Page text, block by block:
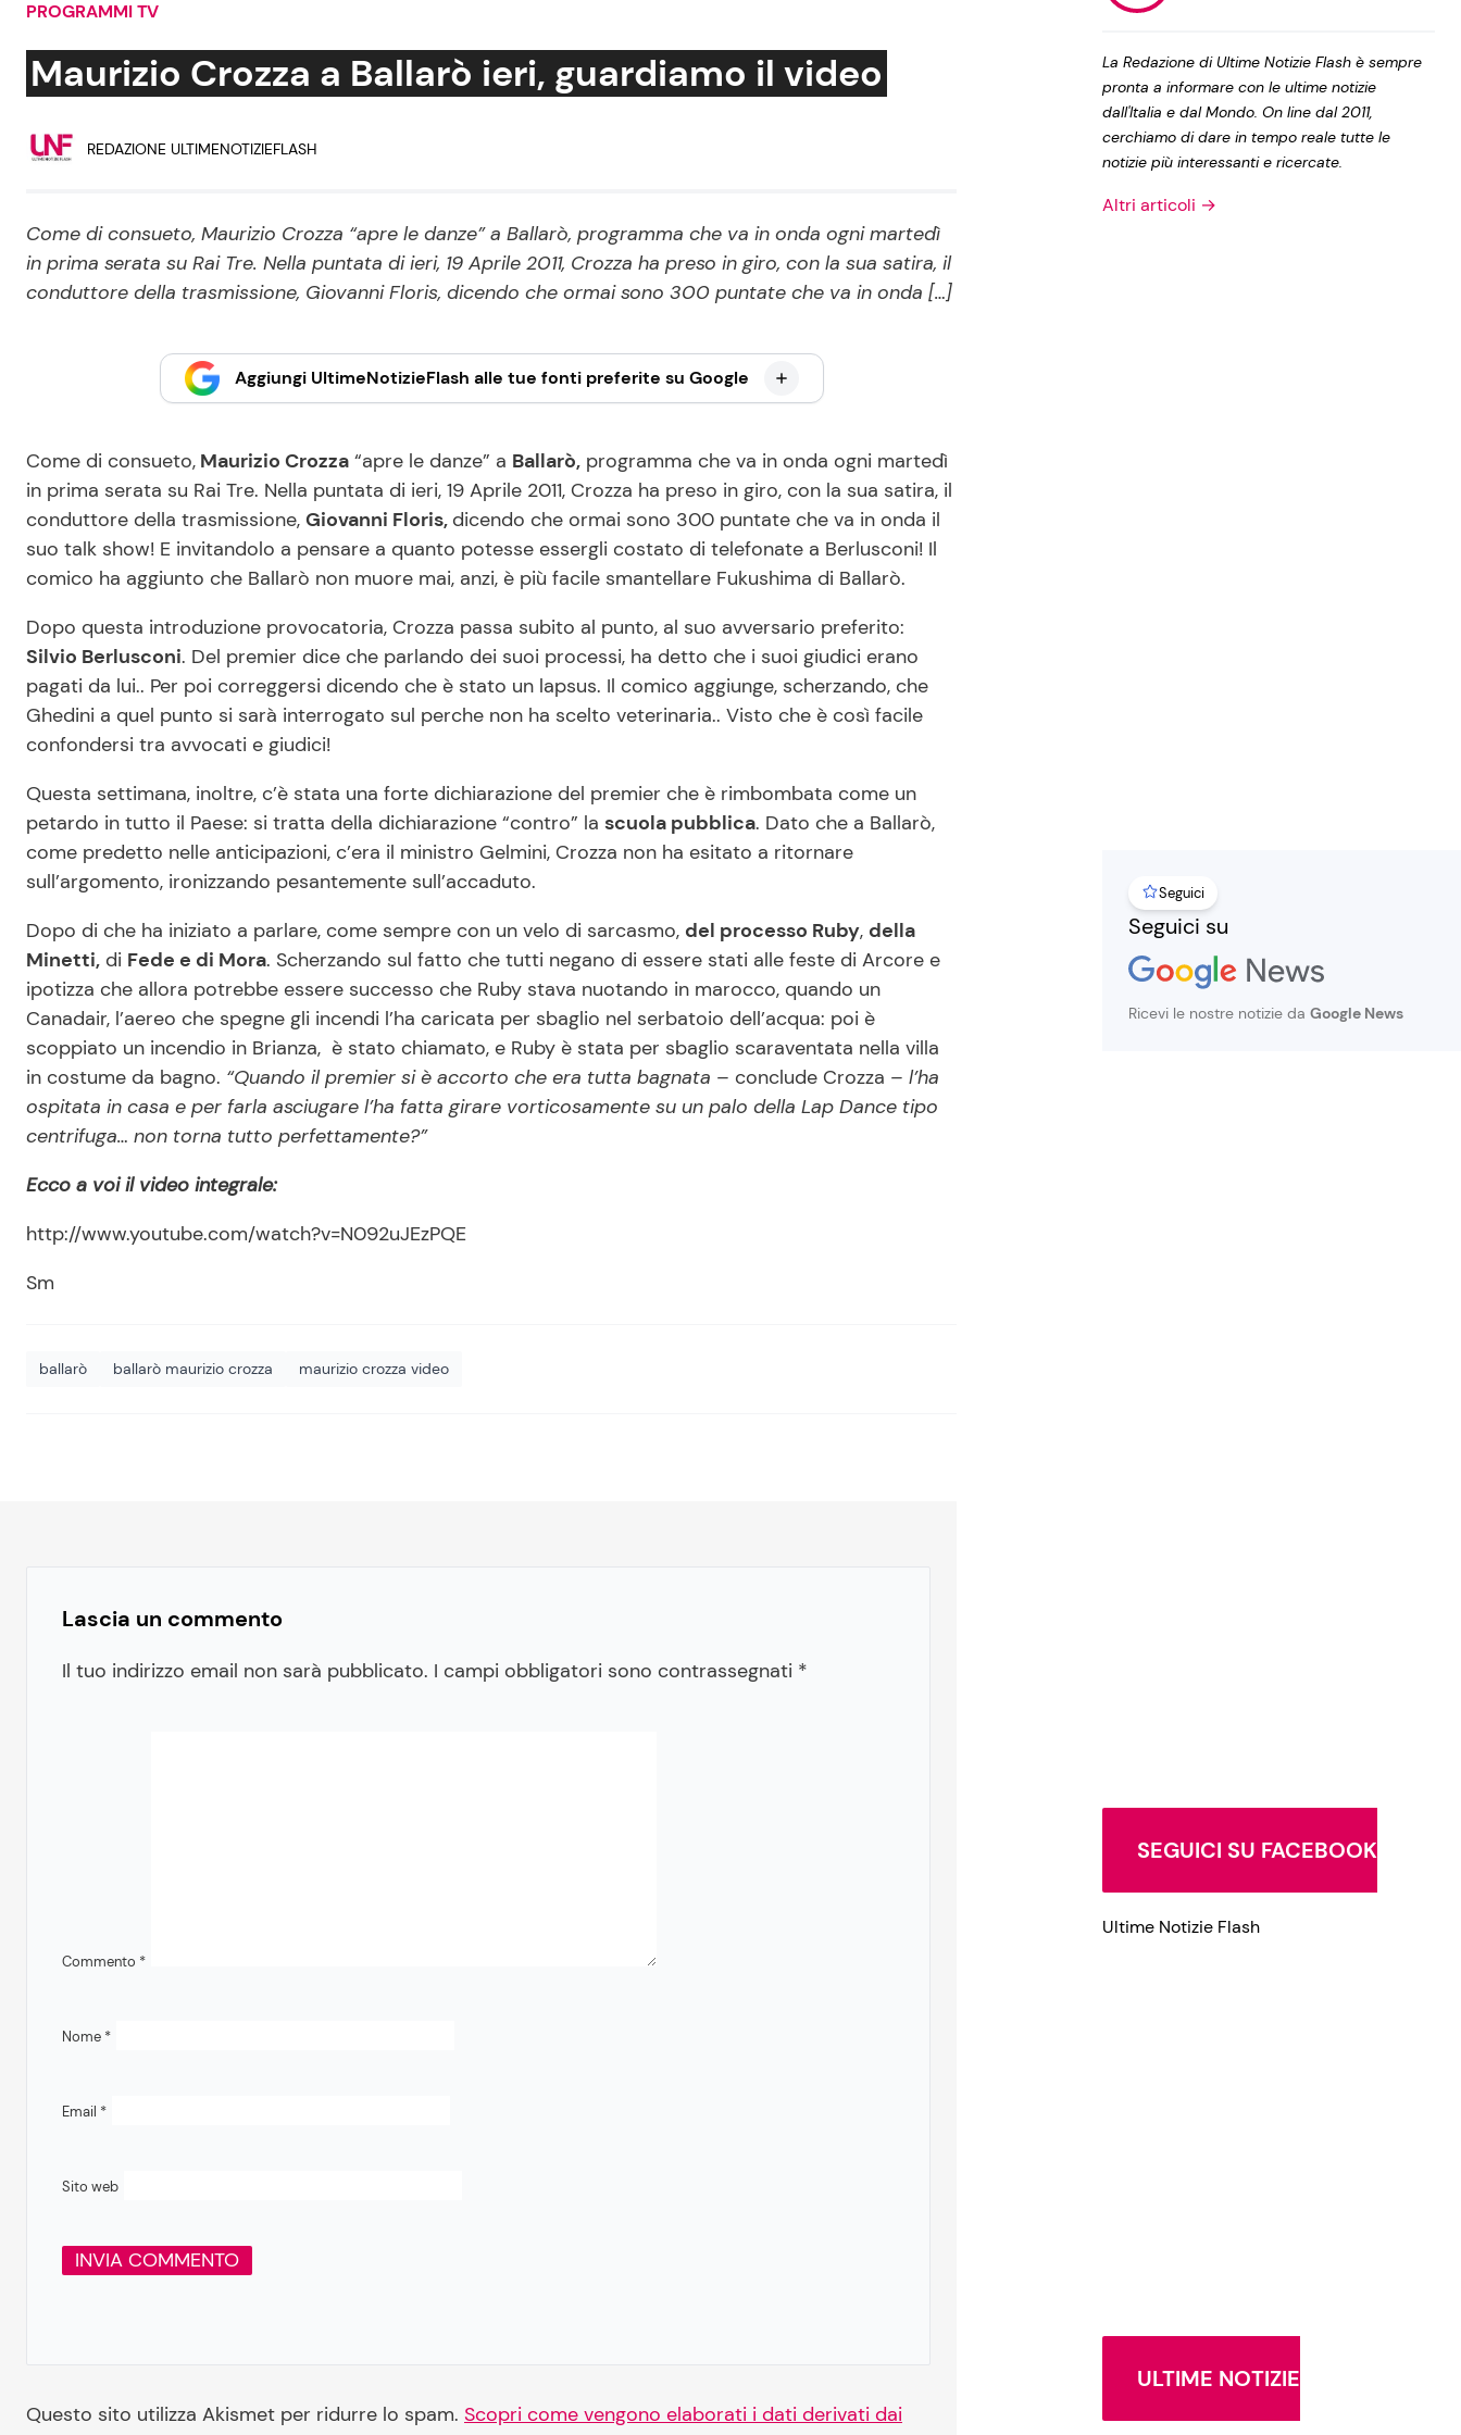
Social News
Moda e Style
Mondo Mamma
Viaggi e Turismo
Dolci
Le Ricette in TV
Ricette Feste
Privacy Policy
PROGRAMMI TV
Maurizio Crozza a Ballarò ieri, guardiamo il video
REDAZIONE ULTIMENOTIZIEFLASH
Come di consueto, Maurizio Crozza “apre le danze” a Ballarò, programma che va in onda ogni martedì
in prima serata su Rai Tre. Nella puntata di ieri, 19 Aprile 2011, Crozza ha preso in giro, con la sua satira, il
conduttore della trasmissione, Giovanni Floris, dicendo che ormai sono 300 puntate che va in onda […]
Aggiungi UltimeNotizieFlash alle tue fonti preferite su Google
Come di consueto, Maurizio Crozza “apre le danze” a Ballarò, programma che va in onda ogni martedì
in prima serata su Rai Tre. Nella puntata di ieri, 19 Aprile 2011, Crozza ha preso in giro, con la sua satira, il
conduttore della trasmissione, Giovanni Floris, dicendo che ormai sono 300 puntate che va in onda il
suo talk show! E invitandolo a pensare a quanto potesse essergli costato di telefonate a Berlusconi! Il
comico ha aggiunto che Ballarò non muore mai, anzi, è più facile smantellare Fukushima di Ballarò.
Dopo questa introduzione provocatoria, Crozza passa subito al punto, al suo avversario preferito:
Silvio Berlusconi. Del premier dice che parlando dei suoi processi, ha detto che i suoi giudici erano
pagati da lui.. Per poi correggersi dicendo che è stato un lapsus. Il comico aggiunge, scherzando, che
Ghedini a quel punto si sarà interrogato sul perche non ha scelto veterinaria.. Visto che è così facile
confondersi tra avvocati e giudici!
Questa settimana, inoltre, c’è stata una forte dichiarazione del premier che è rimbombata come un
petardo in tutto il Paese: si tratta della dichiarazione “contro” la scuola pubblica. Dato che a Ballarò,
come predetto nelle anticipazioni, c’era il ministro Gelmini, Crozza non ha esitato a ritornare
sull’argomento, ironizzando pesantemente sull’accaduto.
Dopo di che ha iniziato a parlare, come sempre con un velo di sarcasmo, del processo Ruby, della
Minetti, di Fede e di Mora. Scherzando sul fatto che tutti negano di essere stati alle feste di Arcore e
ipotizza che allora potrebbe essere successo che Ruby stava nuotando in marocco, quando un
Canadair, l’aereo che spegne gli incendi l’ha caricata per sbaglio nel serbatoio dell’acqua: poi è
scoppiato un incendio in Brianza, è stato chiamato, e Ruby è stata per sbaglio scaraventata nella villa
in costume da bagno. “Quando il premier si è accorto che era tutta bagnata – conclude Crozza – l’ha
ospitata in casa e per farla asciugare l’ha fatta girare vorticosamente su un palo della Lap Dance tipo
centrifuga… non torna tutto perfettamente?”
Ecco a voi il video integrale:
http://www.youtube.com/watch?v=N092uJEzPQE
Sm
ballarò ballarò maurizio crozza maurizio crozza video
Lascia un commento
Il tuo indirizzo email non sarà pubblicato. I campi obbligatori sono contrassegnati *
Commento *
Nome *
Email *
Sito web
Questo sito utilizza Akismet per ridurre lo spam. Scopri come vengono elaborati i dati derivati dai
La Redazione di Ultime Notizie Flash è sempre
pronta a informare con le ultime notizie
dall'Italia e dal Mondo. On line dal 2011,
cerchiamo di dare in tempo reale tutte le
notizie più interessanti e ricercate.
Altri articoli →
Seguici
Seguici su
Ricevi le nostre notizie da Google News
SEGUICI SU FACEBOOK
Ultime Notizie Flash
ULTIME NOTIZIE